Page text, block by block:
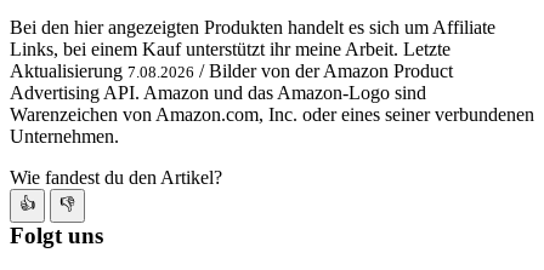
Bei den hier angezeigten Produkten handelt es sich um Affiliate
Links, bei einem Kauf unterstützt ihr meine Arbeit. Letzte
Aktualisierung 7.08.2026 / Bilder von der Amazon Product
Advertising API. Amazon und das Amazon-Logo sind
Warenzeichen von Amazon.com, Inc. oder eines seiner verbundenen
Unternehmen.
Wie fandest du den Artikel?
👍 👎
Folgt uns